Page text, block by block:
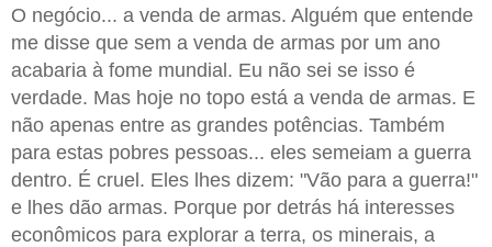
O negócio... a venda de armas. Alguém que entende
me disse que sem a venda de armas por um ano
acabaria à fome mundial. Eu não sei se isso é
verdade. Mas hoje no topo está a venda de armas. E
não apenas entre as grandes potências. Também
para estas pobres pessoas... eles semeiam a guerra
dentro. É cruel. Eles lhes dizem: "Vão para a guerra!"
e lhes dão armas. Porque por detrás há interesses
econômicos para explorar a terra, os minerais, a